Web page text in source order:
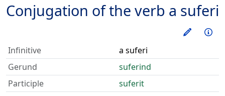
Conjugation of the verb a suferi
Train
Infinitive
a suferi
Gerund
suferind
Participle
suferit